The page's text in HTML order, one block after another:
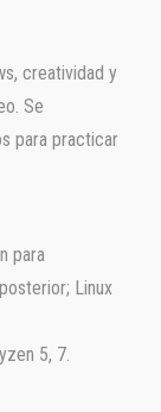
creatividad y
Se
para practicar
para
Linux
5, 7.